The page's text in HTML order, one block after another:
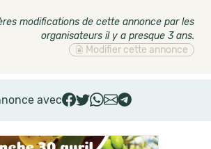
modifications de cette annonce par les
organisateurs il y a presque 3 ans.
Modifier cette annonce
avec